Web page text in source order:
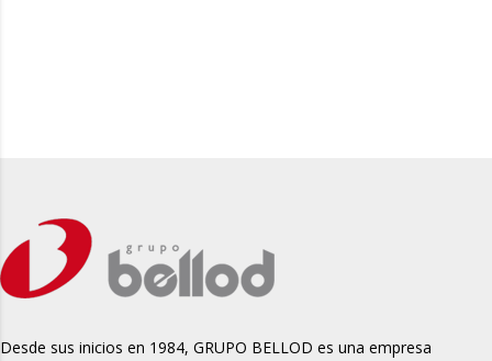
Desde sus inicios en 1984, GRUPO BELLOD es una empresa